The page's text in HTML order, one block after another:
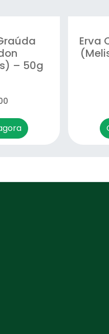
–
– 30g
– 50g
Erva